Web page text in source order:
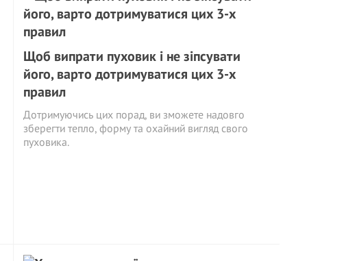
Щоб випрати пуховик і не зіпсувати
його, варто дотримуватися цих 3-х
правил
Дотримуючись цих порад, ви зможете надовго
зберегти тепло, форму та охайний вигляд свого
пуховика.